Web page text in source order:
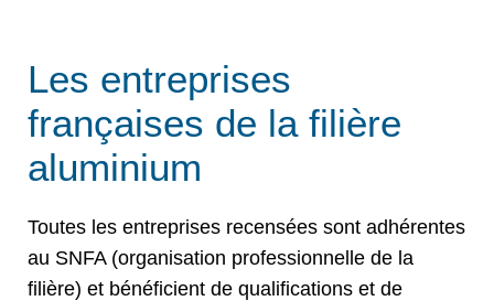
Les entreprises
françaises de la filière
aluminium
Toutes les entreprises recensées sont adhérentes
au SNFA (organisation professionnelle de la
filière) et bénéficient de qualifications et de